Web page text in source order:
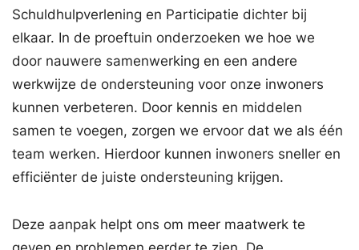
Schuldhulpverlening en Participatie dichter bij
elkaar. In de proeftuin onderzoeken we hoe we
door nauwere samenwerking en een andere
werkwijze de ondersteuning voor onze inwoners
kunnen verbeteren. Door kennis en middelen
samen te voegen, zorgen we ervoor dat we als één
team werken. Hierdoor kunnen inwoners sneller en
efficiënter de juiste ondersteuning krijgen.
Deze aanpak helpt ons om meer maatwerk te